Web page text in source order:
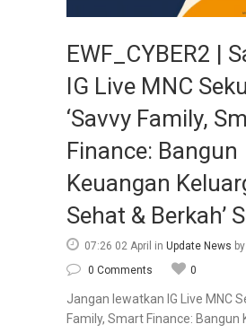
EWF_CYBER2 |
IG Live MNC
‘Savvy Family,
Finance: Bangun
Keuangan
Sehat & Berkah’
07:26 02 April in Update News by
0 Comments
0
Jangan lewatkan IG Live MNC
Family, Smart Finance: Bangun